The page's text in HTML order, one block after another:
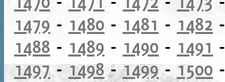
1479 - 1480 - 1481 - 1482
1488 - 1489 - 1490 - 1491
1497- 1498-1499- 1500